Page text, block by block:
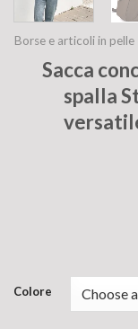
Borse e articoli in pelle
Sacca
spalla
Colore